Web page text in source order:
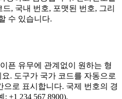
, 국내 번호, 포맷된 번호, 그리
수 있습니다.
픈 유무에 관계없이 원하는 형
. 도구가 국가 코드를 자동으로
로 표시합니다. 국제 번호의 경
+1 234 567 8900).